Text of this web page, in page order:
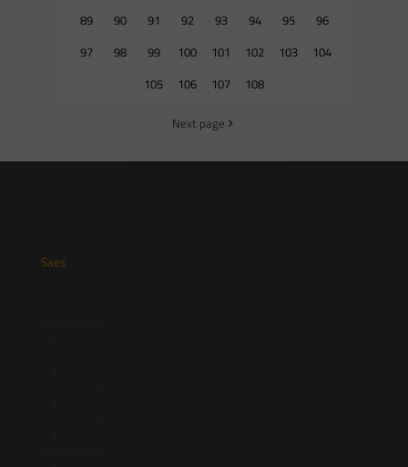
89
90 91 92 93 94 95
96
97
98 99 100 101 102 103
104
105
106 107 108
Next page
Saes